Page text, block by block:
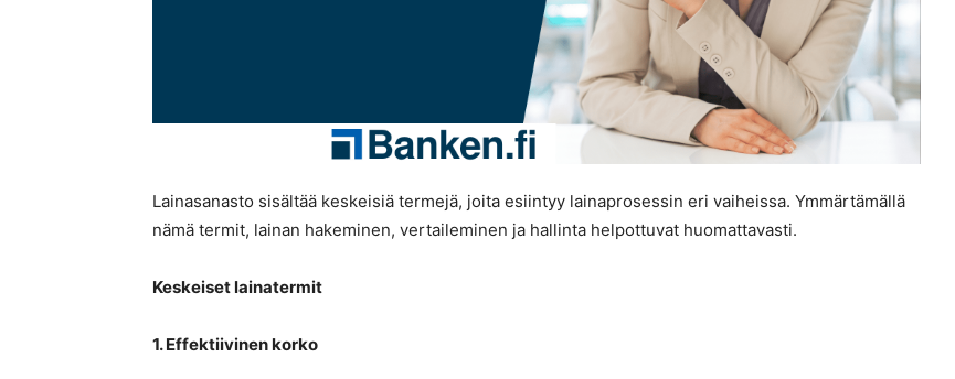
Lainasanasto sisältää keskeisiä termejä, joita esiintyy lainaprosessin eri vaiheissa. Ymmärtämällä
nämä termit, lainan hakeminen, vertaileminen ja hallinta helpottuvat huomattavasti.
Keskeiset lainatermit
1. Effektiivinen korko